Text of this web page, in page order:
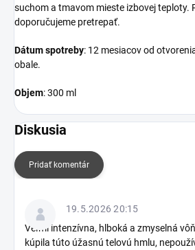
suchom a tmavom mieste izbovej teploty.
doporučujeme pretrepať.
Dátum spotreby: 12 mesiacov od
obale.
Objem: 300 ml
Diskusia
Pridať komentár
19.5.2026 20:15
Veľmi intenzívna, hlboká a zmyselná
kúpila túto úžasnú telovú hmlu,